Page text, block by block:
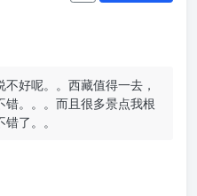
好呢。。西藏值得一去，
。。。而且很多景点我根
了。。